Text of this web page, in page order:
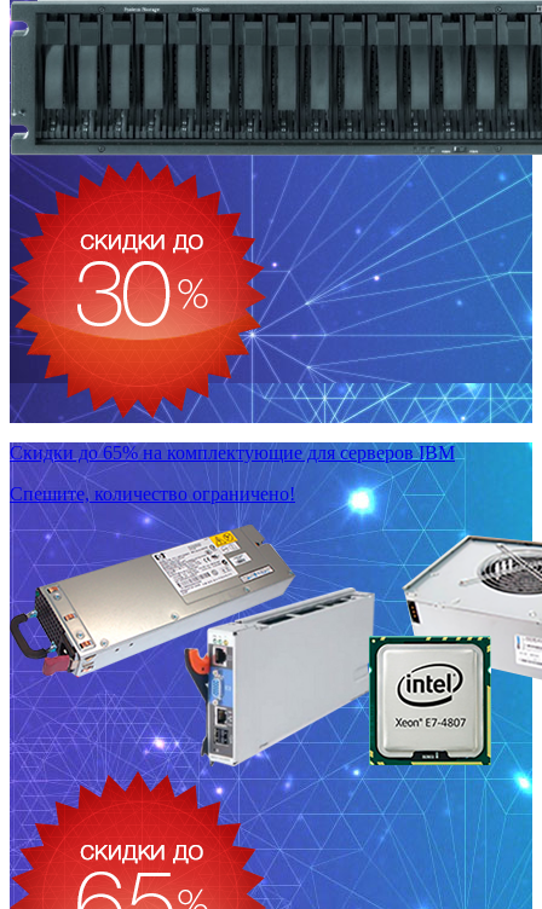
Скидки до 65% на комплектующие для серверов IBM
Спешите, количество ограничено!